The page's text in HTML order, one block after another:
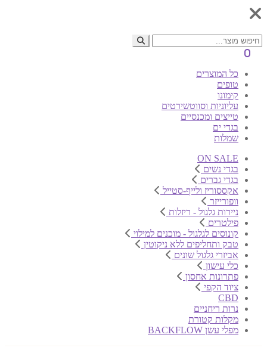
0
כל המוצרים
טופים
קימונו
עליוניות וסווטשירטים
טייצים ומכנסיים
בגדי ים
שמלות
ON SALE
בגדי נשים
בגדי גברים
אקססוריז ולייף-סטייל
וופורייזר
ניירות גלגול - ריזלות
פילטרים
קונוסים לגלגול - מוכנים למילוי
טבק ותחליפים ללא ניקוטין
אביזרי גלגול שונים
כלי עישון
פתרונות אחסון
ציוד הקפי
CBD
נרות ריחניים
מקלות קטורת
מפלי עשן BACKFLOW